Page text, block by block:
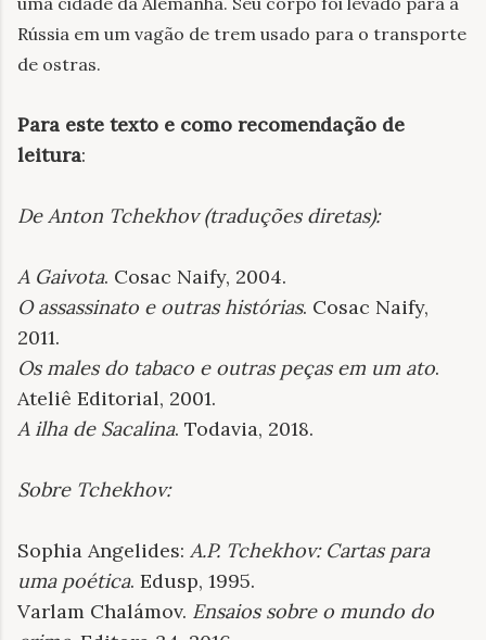
Rússia em um vagão de trem usado para o transporte
de ostras.
Para este texto e como recomendação de
leitura:
De Anton Tchekhov (traduções diretas):
A Gaivota. Cosac Naify, 2004.
O assassinato e outras histórias. Cosac Naify,
2011.
Os males do tabaco e outras peças em um ato.
Ateliê Editorial, 2001.
A ilha de Sacalina. Todavia, 2018.
Sobre Tchekhov:
Sophia Angelides: A.P. Tchekhov: Cartas para
uma poética. Edusp, 1995.
Varlam Chalámov. Ensaios sobre o mundo do